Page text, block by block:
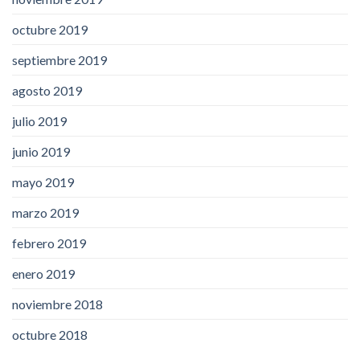
octubre 2019
septiembre 2019
agosto 2019
julio 2019
junio 2019
mayo 2019
marzo 2019
febrero 2019
enero 2019
noviembre 2018
octubre 2018